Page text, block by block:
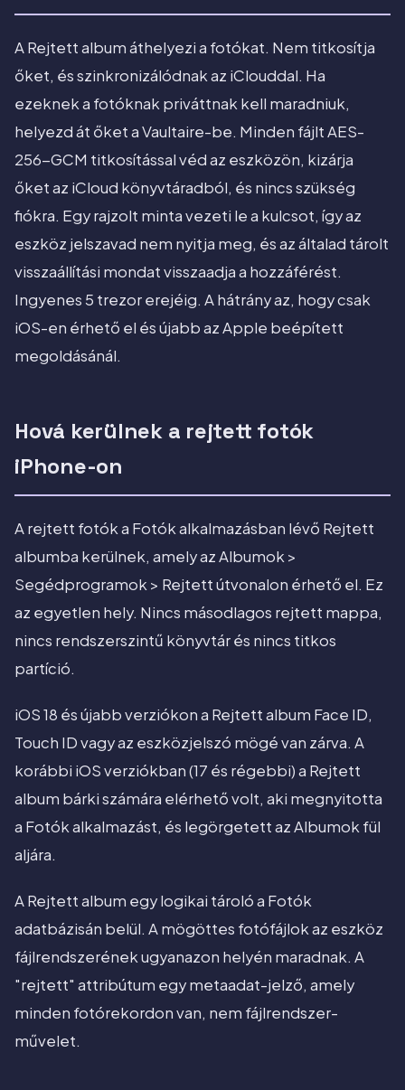
A Rejtett album áthelyezi a fotókat. Nem titkosítja
őket, és szinkronizálódnak az iClouddal. Ha
ezeknek a fotóknak priváttnak kell maradniuk,
helyezd át őket a Vaultaire-be. Minden fájlt AES-
256-GCM titkosítással véd az eszközön, kizárja
őket az iCloud könyvtáradból, és nincs szükség
fiókra. Egy rajzolt minta vezeti le a kulcsot, így az
eszköz jelszavad nem nyitja meg, és az általad tárolt
visszaállítási mondat visszaadja a hozzáférést.
Ingyenes 5 trezor erejéig. A hátrány az, hogy csak
iOS-en érhető el és újabb az Apple beépített
megoldásánál.
Hová kerülnek a rejtett fotók
iPhone-on
A rejtett fotók a Fotók alkalmazásban lévő Rejtett
albumba kerülnek, amely az Albumok >
Segédprogramok > Rejtett útvonalon érhető el. Ez
az egyetlen hely. Nincs másodlagos rejtett mappa,
nincs rendszerszintű könyvtár és nincs titkos
partíció.
iOS 18 és újabb verziókon a Rejtett album Face ID,
Touch ID vagy az eszközjelszó mögé van zárva. A
korábbi iOS verziókban (17 és régebbi) a Rejtett
album bárki számára elérhető volt, aki megnyitotta
a Fotók alkalmazást, és legörgetett az Albumok fül
aljára.
A Rejtett album egy logikai tároló a Fotók
adatbázisán belül. A mögöttes fotófájlok az eszköz
fájlrendszerének ugyanazon helyén maradnak. A
"rejtett" attribútum egy metaadat-jelző, amely
minden fotórekordon van, nem fájlrendszer-
művelet.